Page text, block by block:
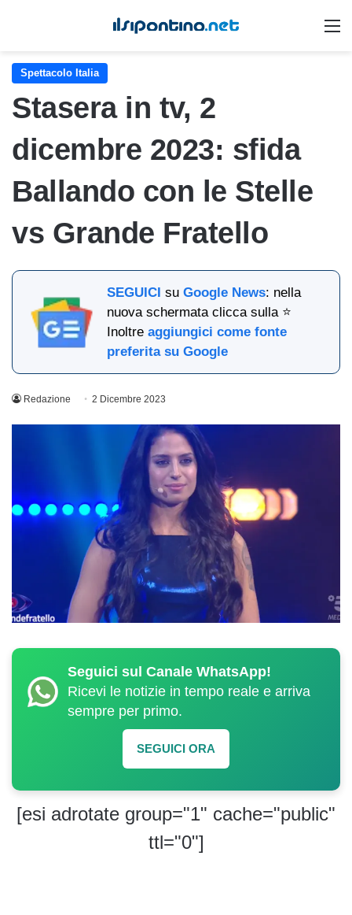
Spettacolo Italia
Stasera in tv, 2
dicembre 2023: sfida
Ballando con le Stelle
vs Grande Fratello
SEGUICI suGoogle News: nella
nuova schermata clicca sulla ⭐
Inoltreaggiungici come fonte
preferita su Google
Redazione 2 Dicembre 2023
Seguici sul Canale WhatsApp!
Ricevi le notizie in tempo reale e arriva
sempre per primo.
SEGUICI ORA
[esi adrotate group="1" cache="public"
ttl="0"]